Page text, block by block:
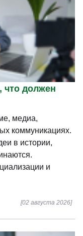
должен знать и
профессию
контента.
сообщество
зависят от
аудитории.